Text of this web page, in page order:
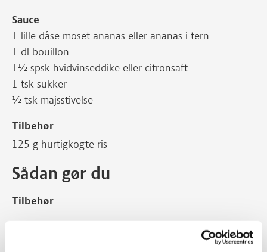
Sauce
1 lille dåse moset ananas eller ananas i tern
1 dl bouillon
1½ spsk hvidvinseddike eller citronsaft
1 tsk sukker
½ tsk majsstivelse
Tilbehør
125 g hurtigkogte ris
Sådan gør du
Tilbehør